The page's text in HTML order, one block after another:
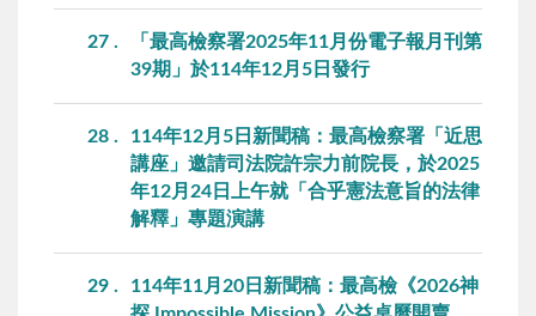
27
「最高檢察署2025年11月份電子報月刊第
39期」於114年12月5日發行
28
114年12月5日新聞稿：最高檢察署「近思
講座」邀請司法院許宗力前院長，於2025
年12月24日上午就「合乎憲法意旨的法律
解釋」專題演講
29
114年11月20日新聞稿：最高檢《2026神